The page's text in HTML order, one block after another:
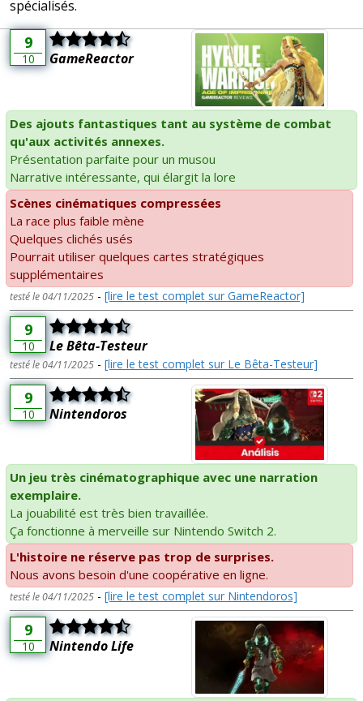
spécialisés.
9
10 GameReactor
Des ajouts fantastiques tant au système de combat
qu'aux activités annexes.
Présentation parfaite pour un musou
Narrative intéressante, qui élargit la lore
Scènes cinématiques compressées
La race plus faible mène
Quelques clichés usés
Pourrait utiliser quelques cartes stratégiques
supplémentaires
testé le 04/11/2025 - [lire le test complet sur GameReactor]
9
10 Le Bêta-Testeur
testé le 04/11/2025 - [lire le test complet sur Le Bêta-Testeur]
9
10 Nintendoros
Un jeu très cinématographique avec une narration
exemplaire.
La jouabilité est très bien travaillée.
Ça fonctionne à merveille sur Nintendo Switch 2.
L'histoire ne réserve pas trop de surprises.
Nous avons besoin d'une coopérative en ligne.
testé le 04/11/2025 - [lire le test complet sur Nintendoros]
9
10 Nintendo Life